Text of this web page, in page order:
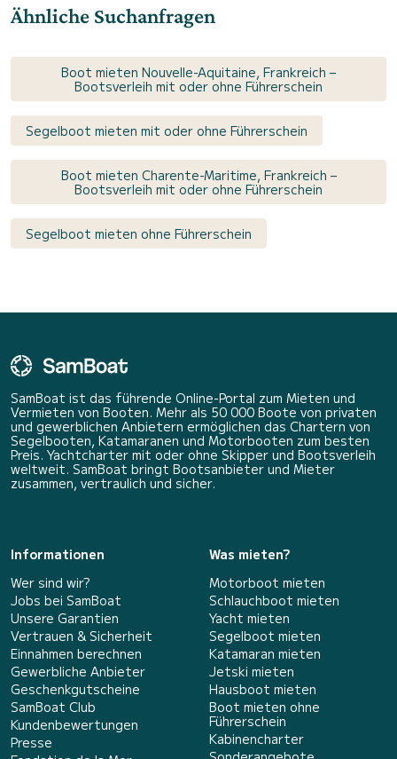
Ähnliche Suchanfragen
Boot mieten Nouvelle-Aquitaine, Frankreich –
Bootsverleih mit oder ohne Führerschein
Segelboot mieten mit oder ohne Führerschein
Boot mieten Charente-Maritime, Frankreich –
Bootsverleih mit oder ohne Führerschein
Segelboot mieten ohne Führerschein
SamBoat ist das führende Online-Portal zum Mieten und
Vermieten von Booten. Mehr als 50 000 Boote von privaten
und gewerblichen Anbietern ermöglichen das Chartern von
Segelbooten, Katamaranen und Motorbooten zum besten
Preis. Yachtcharter mit oder ohne Skipper und Bootsverleih
weltweit. SamBoat bringt Bootsanbieter und Mieter
zusammen, vertraulich und sicher.
Informationen
Wer sind wir?
Jobs bei SamBoat
Unsere Garantien
Vertrauen & Sicherheit
Einnahmen berechnen
Gewerbliche Anbieter
Geschenkgutscheine
SamBoat Club
Kundenbewertungen
Presse
Was mieten?
Motorboot mieten
Schlauchboot mieten
Yacht mieten
Segelboot mieten
Katamaran mieten
Jetski mieten
Hausboot mieten
Boot mieten ohne
Führerschein
Kabinencharter